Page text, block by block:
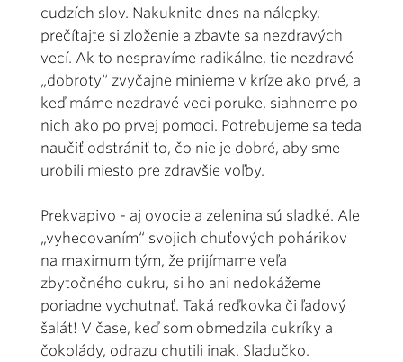
cudzích slov. Nakuknite dnes na nálepky,
prečítajte si zloženie a zbavte sa nezdravých
vecí. Ak to nespravíme radikálne, tie nezdravé
„dobroty“ zvyčajne minieme v kríze ako prvé, a
keď máme nezdravé veci poruke, siahneme po
nich ako po prvej pomoci. Potrebujeme sa teda
naučiť odstrániť to, čo nie je dobré, aby sme
urobili miesto pre zdravšie voľby.
Prekvapivo - aj ovocie a zelenina sú sladké. Ale
„vyhecovaním“ svojich chuťových pohárikov
na maximum tým, že prijímame veľa
zbytočného cukru, si ho ani nedokážeme
poriadne vychutnať. Taká reďkovka či ľadový
šalát! V čase, keď som obmedzila cukríky a
čokolády, odrazu chutili inak. Sladučko.